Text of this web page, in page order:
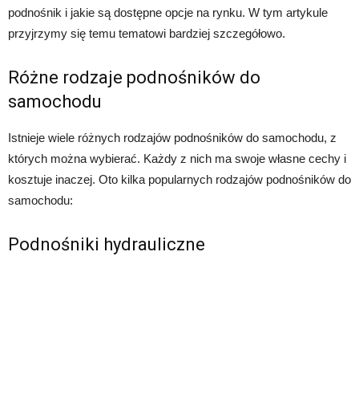
podnośnik i jakie są dostępne opcje na rynku. W tym artykule
przyjrzymy się temu tematowi bardziej szczegółowo.
Różne rodzaje podnośników do
samochodu
Istnieje wiele różnych rodzajów podnośników do samochodu, z
których można wybierać. Każdy z nich ma swoje własne cechy i
kosztuje inaczej. Oto kilka popularnych rodzajów podnośników do
samochodu:
Podnośniki hydrauliczne